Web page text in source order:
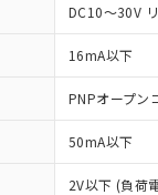
DC10～30V
16mA以下
PNPオープン
50mA以下
2V以下 (負荷